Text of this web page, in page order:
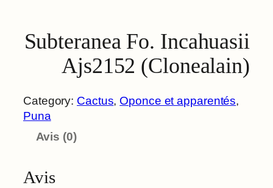
Subteranea Fo. Incahuasii
Ajs2152 (Clonealain)
Category: Cactus, Oponce et apparentés
Puna
Avis (0)
Avis